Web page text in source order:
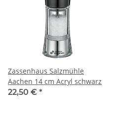
Zassenhaus Salzmühle
Aachen 14 cm Acryl schwarz
22,50 € *